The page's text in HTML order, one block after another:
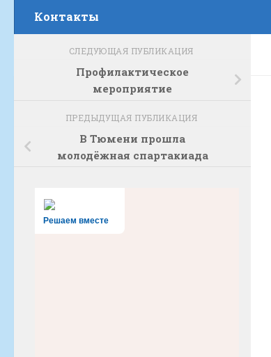
Контакты
СЛЕДУЮЩАЯ ПУБЛИКАЦИЯ
Профилактическое
мероприятие
ПРЕДЫДУЩАЯ ПУБЛИКАЦИЯ
В Тюмени прошла
молодёжная спартакиада
Решаем вместе